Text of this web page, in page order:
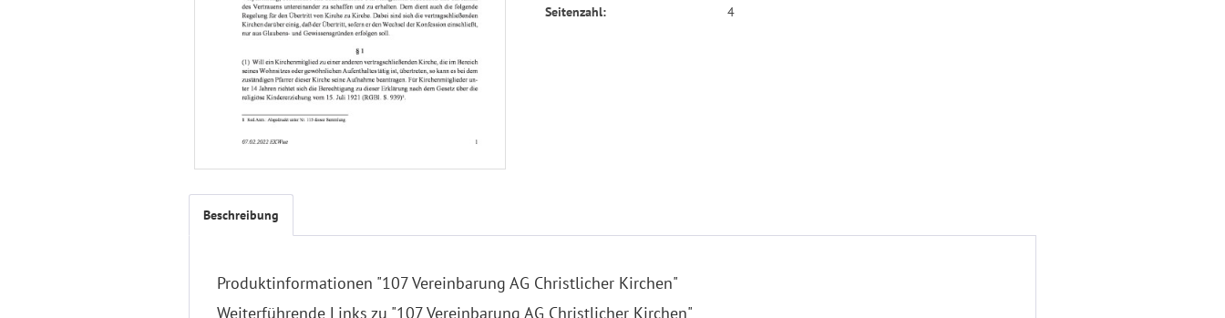
Seitenzahl:
4
Beschreibung
Produktinformationen "107 Vereinbarung AG Christlicher Kirchen"
Weiterführende Links zu "107 Vereinbarung AG Christlicher Kirchen"